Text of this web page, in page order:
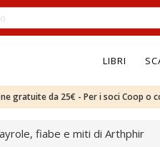
LIBRI
gratuite da 25€ - Per i soci Coop
fiabe e miti di Arthphir